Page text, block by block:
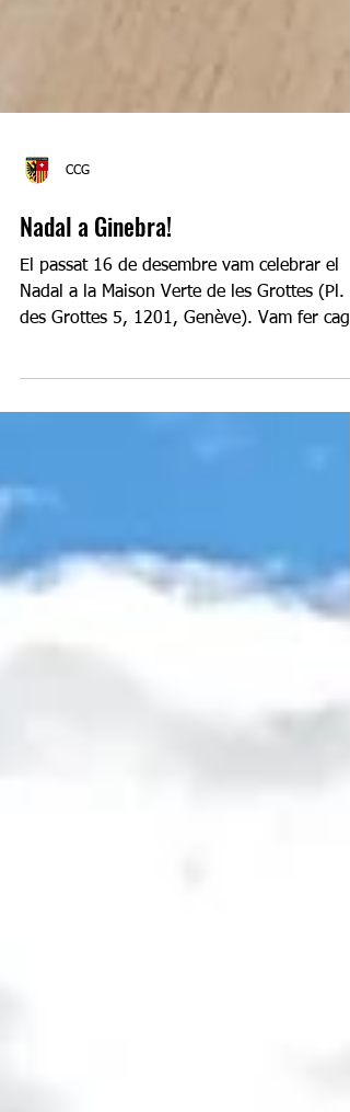
CCG
Nadal a Ginebra!
El passat 16 de desembre vam celebrar el
des Grottes 5, 1201, Genève). Vam fer
el Tió i...